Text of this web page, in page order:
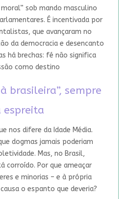
sob mando masculino
É incentivada por
que avançaram no
da democracia e desencanto
há brechas: fé não significa
como destino
brasileira”, sempre
espreita
nos difere da Idade Média.
dogmas jamais poderiam
Mas, no Brasil,
corroído. Por que ameaçar
e minorias – e à própria
o espanto que deveria?